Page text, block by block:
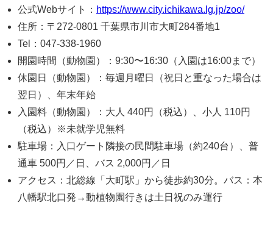
公式Webサイト： https://www.city.ichikawa.lg.jp/zoo/
住所：〒272-0801 千葉県市川市大町284番地1
Tel：047-338-1960
開園時間（動物園）：9:30〜16:30（入園は16:00まで）
休園日（動物園）：毎週月曜日（祝日と重なった場合は
翌日）、年末年始
入園料（動物園）：大人 440円（税込）、小人 110円
（税込）※未就学児無料
駐車場：入口ゲート隣接の民間駐車場（約240台）、普
通車 500円／日、バス 2,000円／日
アクセス：北総線「大町駅」から徒歩約30分。バス：本
八幡駅北口発→動植物園行きは土日祝のみ運行